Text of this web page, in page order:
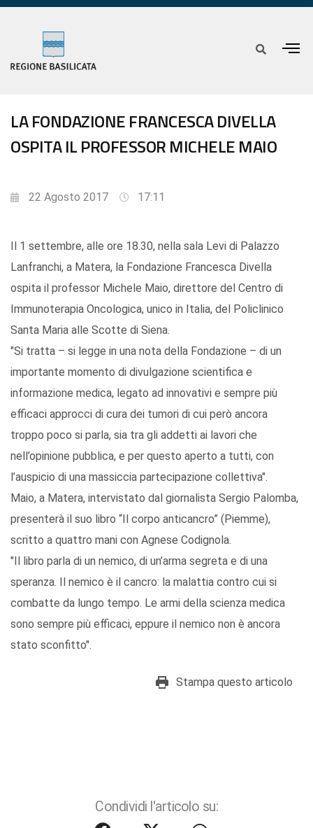
LA FONDAZIONE FRANCESCA DIVELLA
OSPITA IL PROFESSOR MICHELE MAIO
22 Agosto 2017 17:11
Il 1 settembre, alle ore 18.30, nella sala Levi di Palazzo
Lanfranchi, a Matera, la Fondazione Francesca Divella
ospita il professor Michele Maio, direttore del Centro di
Immunoterapia Oncologica, unico in Italia, del Policlinico
Santa Maria alle Scotte di Siena.
"Si tratta – si legge in una nota della Fondazione – di un
importante momento di divulgazione scientifica e
informazione medica, legato ad innovativi e sempre più
efficaci approcci di cura dei tumori di cui però ancora
troppo poco si parla, sia tra gli addetti ai lavori che
nell’opinione pubblica, e per questo aperto a tutti, con
l’auspicio di una massiccia partecipazione collettiva".
Maio, a Matera, intervistato dal giornalista Sergio Palomba,
presenterà il suo libro “Il corpo anticancro” (Piemme),
scritto a quattro mani con Agnese Codignola.
"Il libro parla di un nemico, di un’arma segreta e di una
speranza. Il nemico è il cancro: la malattia contro cui si
combatte da lungo tempo. Le armi della scienza medica
sono sempre più efficaci, eppure il nemico non è ancora
stato sconfitto".
Stampa questo articolo
Condividi l'articolo su: